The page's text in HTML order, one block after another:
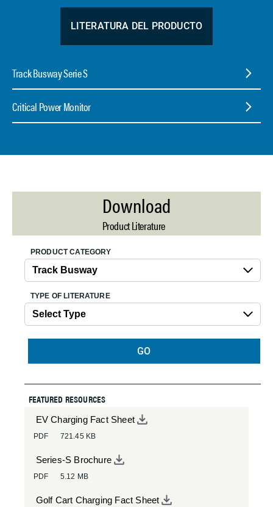
LITERATURA DEL PRODUCTO
Track Busway Serie S
Critical Power Monitor
Download
Product Literature
PRODUCT CATEGORY
TYPE OF LITERATURE
GO
FEATURED RESOURCES
EV Charging Fact Sheet
PDF 721.45 KB
Series-S Brochure
PDF 5.12 MB
Golf Cart Charging Fact Sheet